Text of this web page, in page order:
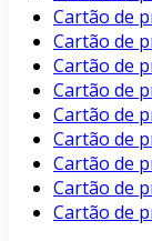
Cartão de
Cartão de
Cartão de
Cartão de
Cartão de
Cartão de
Cartão de
Cartão de
Cartão de